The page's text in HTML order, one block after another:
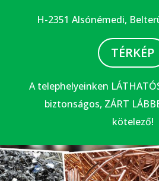
H-2351 Alsónémedi,
TÉRKÉP
A telephelyeinken
biztonságos, ZÁRT
kötelező!